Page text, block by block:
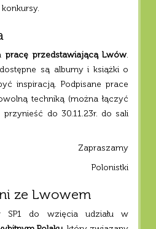
pracę przedstawiającą Lwów.
są albumy i książki o
inspiracją. Podpisane prace
techniką (można łączyć
do 30.11.23r. do sali
Zapraszamy
Polonistki
ze Lwowem
SP1 do wzięcia udziału w